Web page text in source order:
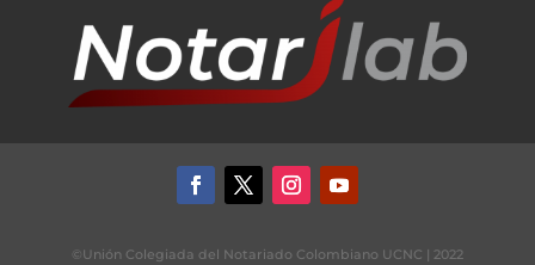
©Unión Colegiada del Notariado Colombiano UCNC | 2022